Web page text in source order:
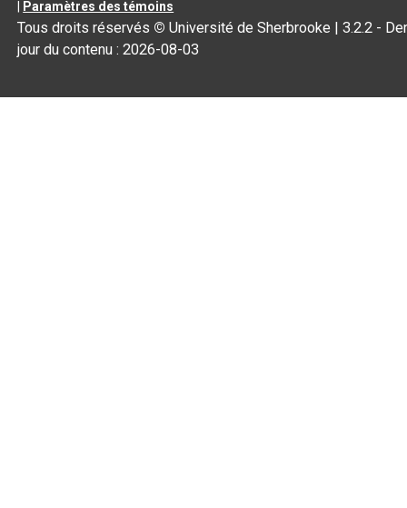
Paramètres des témoins
Tous droits réservés © Université de Sherbrooke |3.2.2 -
jour du contenu :2026-08-03